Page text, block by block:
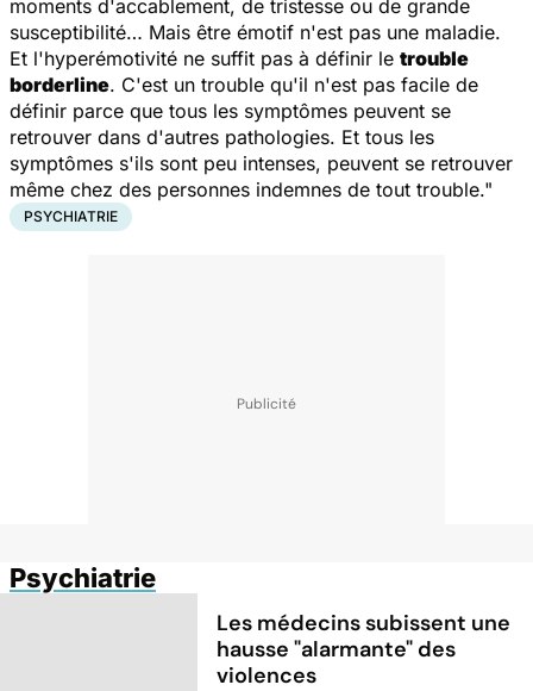
moments d'accablement, de tristesse ou de grande
susceptibilité… Mais être émotif n'est pas une maladie.
Et l'hyperémotivité ne suffit pas à définir le trouble
borderline. C'est un trouble qu'il n'est pas facile de
définir parce que tous les symptômes peuvent se
retrouver dans d'autres pathologies. Et tous les
symptômes s'ils sont peu intenses, peuvent se retrouver
même chez des personnes indemnes de tout trouble."
PSYCHIATRIE
Psychiatrie
Les médecins subissent une
hausse "alarmante" des
violences